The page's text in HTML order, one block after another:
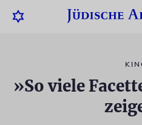
»So viele